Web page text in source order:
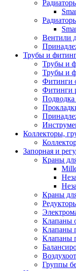
Вентили
Трубы и
Трубы и
Трубы и
Фитинги
Фитинги
Подводка
Коллекторы,
Запорная и
Краны
Краны
Клапаны
Клапаны
Клапаны
Группы